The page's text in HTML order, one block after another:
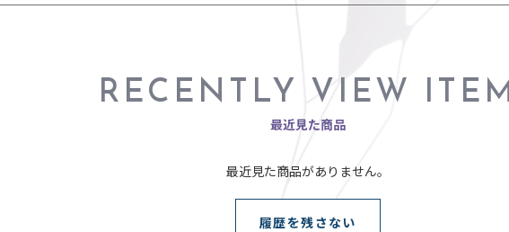
RECENTLY VIEW
最近見た商品
最近見た商品がありません。
履歴を残さない